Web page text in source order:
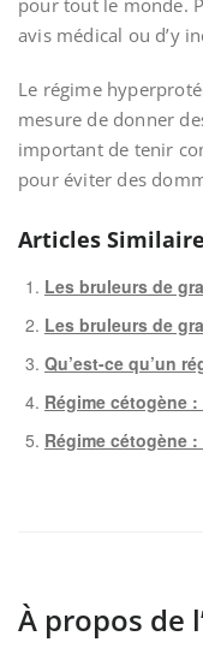
pour tout le monde.
avis médical ou d’y
Le régime
mesure de donner
important de tenir
pour éviter des
Articles
Les bruleurs de
Les bruleurs de
Qu’est-ce qu’un
Régime cétogène
Régime cétogène :
À propos de